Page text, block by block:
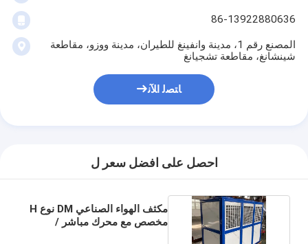
86-13922880636
المصنع رقم 1، مدينة وانفينغ للطيران، مدينة ووزو، مقاطعة
شينشانغ، مقاطعة تشجيانغ
ﺎﺘﺼﻟ ﺍﻶﻧ
احصل على افضل سعر ل
مكثف الهواء الصناعي DM نوع H
مخصص مع محرك مباشر /